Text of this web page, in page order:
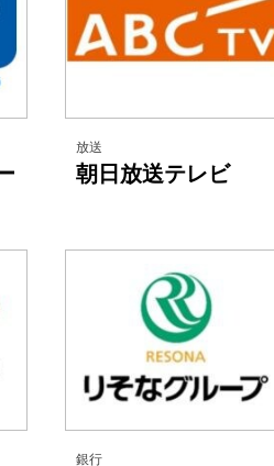
放送
朝日放送テレビ
銀行